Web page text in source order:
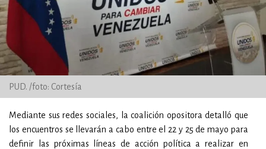
PUD. /foto: Cortesía
Mediante sus redes sociales, la coalición opositora detalló que
los encuentros se llevarán a cabo entre el 22 y 25 de mayo para
definir las próximas líneas de acción política a realizar en